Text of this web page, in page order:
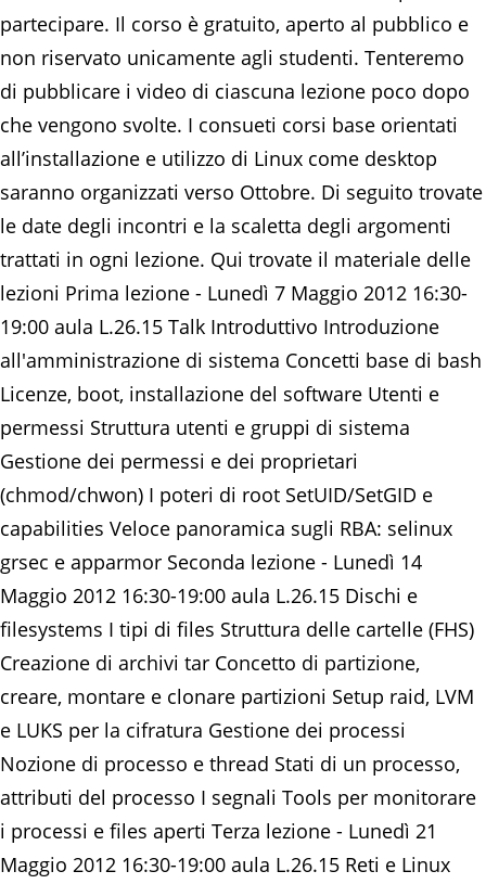
partecipare. Il corso è gratuito, aperto al pubblico e
non riservato unicamente agli studenti. Tenteremo
di pubblicare i video di ciascuna lezione poco dopo
che vengono svolte. I consueti corsi base orientati
all’installazione e utilizzo di Linux come desktop
saranno organizzati verso Ottobre. Di seguito trovate
le date degli incontri e la scaletta degli argomenti
trattati in ogni lezione. Qui trovate il materiale delle
lezioni Prima lezione - Lunedì 7 Maggio 2012 16:30-
19:00 aula L.26.15 Talk Introduttivo Introduzione
all'amministrazione di sistema Concetti base di bash
Licenze, boot, installazione del software Utenti e
permessi Struttura utenti e gruppi di sistema
Gestione dei permessi e dei proprietari
(chmod/chwon) I poteri di root SetUID/SetGID e
capabilities Veloce panoramica sugli RBA: selinux
grsec e apparmor Seconda lezione - Lunedì 14
Maggio 2012 16:30-19:00 aula L.26.15 Dischi e
filesystems I tipi di files Struttura delle cartelle (FHS)
Creazione di archivi tar Concetto di partizione,
creare, montare e clonare partizioni Setup raid, LVM
e LUKS per la cifratura Gestione dei processi
Nozione di processo e thread Stati di un processo,
attributi del processo I segnali Tools per monitorare
i processi e files aperti Terza lezione - Lunedì 21
Maggio 2012 16:30-19:00 aula L.26.15 Reti e Linux